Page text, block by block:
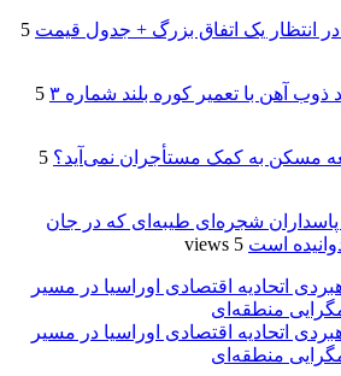
در انتظار یک اتفاق بزرگ + جدول قیمت 5
ذوب آهن با تعمیر کوره بلند شماره ۳
5
مسکن به کمک مستأجران نمی‌آید؟ 5
پاسداران شجره‌ای طیبه‌ای که در جان
است 5 views